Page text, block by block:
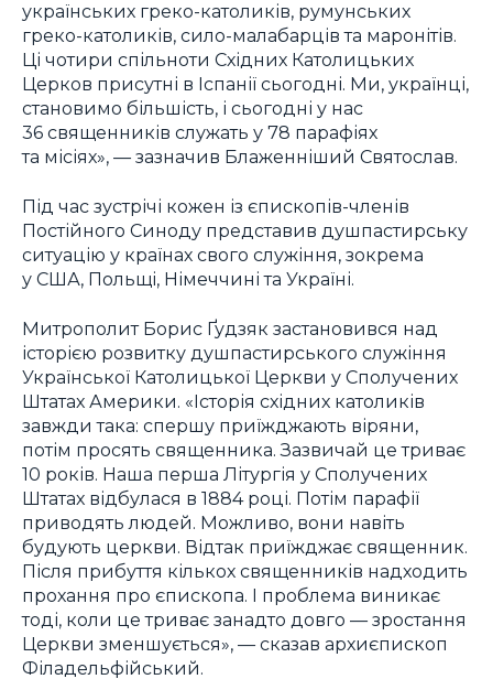
українських греко-католиків, румунських
греко-католиків, сило-малабарців та маронітів.
Ці чотири спільноти Східних Католицьких
Церков присутні в Іспанії сьогодні. Ми, українці,
становимо більшість, і сьогодні у нас
36 священників служать у 78 парафіях
та місіях», — зазначив Блаженніший Святослав.
Під час зустрічі кожен із єпископів-членів
Постійного Синоду представив душпастирську
ситуацію у країнах свого служіння, зокрема
у США, Польщі, Німеччині та Україні.
Митрополит Борис Ґудзяк застановився над
історією розвитку душпастирського служіння
Української Католицької Церкви у Сполучених
Штатах Америки. «Історія східних католиків
завжди така: спершу приїжджають віряни,
потім просять священника. Зазвичай це триває
10 років. Наша перша Літургія у Сполучених
Штатах відбулася в 1884 році. Потім парафії
приводять людей. Можливо, вони навіть
будують церкви. Відтак приїжджає священник.
Після прибуття кількох священників надходить
прохання про єпископа. І проблема виникає
тоді, коли це триває занадто довго — зростання
Церкви зменшується», — сказав архиєпископ
Філадельфійський.